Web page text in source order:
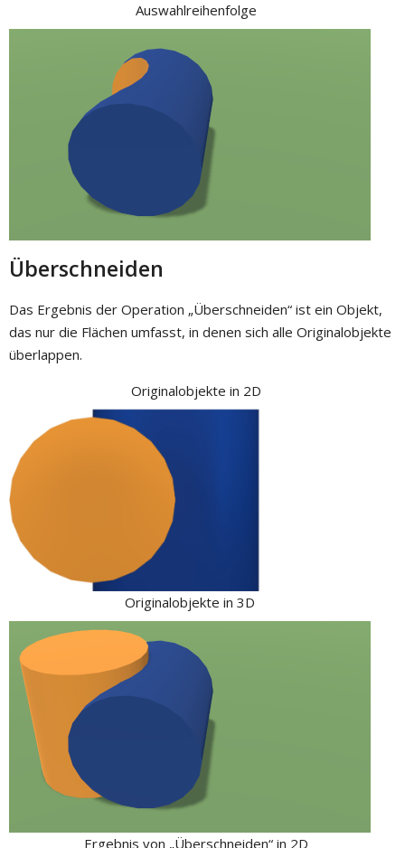
Auswahlreihenfolge
Überschneiden
Das Ergebnis der Operation „Überschneiden“ ist ein Objekt,
das nur die Flächen umfasst, in denen sich alle Originalobjekte
überlappen.
Originalobjekte in 2D
Originalobjekte in 3D
Ergebnis von „Überschneiden“ in 2D